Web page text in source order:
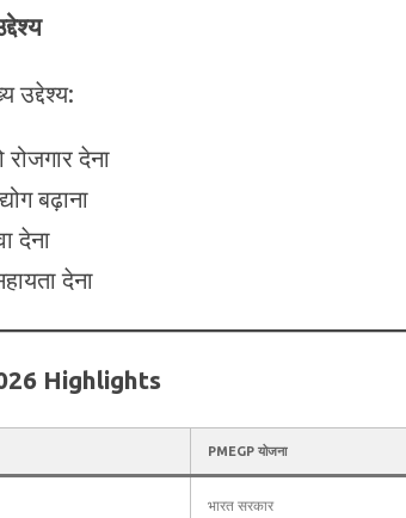
उद्देश्य:
देना
बढ़ाना
देना
देना
Highlights
PMEGP योजना
भारत सरकार